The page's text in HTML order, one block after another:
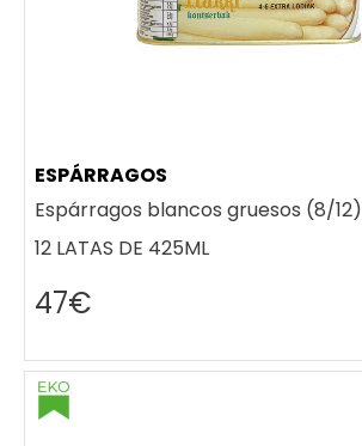
ESPÁRRAGOS
Espárragos blancos gruesos (8/12)
12 LATAS DE 425ML
47€